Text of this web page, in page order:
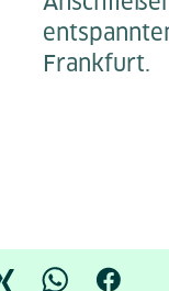
Frankfurt.